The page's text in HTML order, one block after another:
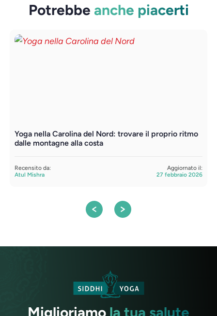
Potrebbe anche piacerti
Yoga nella Carolina del Nord: trovare il proprio ritmo
dalle montagne alla costa
Recensito da:
Atul Mishra
Aggiornato il:
27 febbraio 2026
Miglioriamo la tua salute